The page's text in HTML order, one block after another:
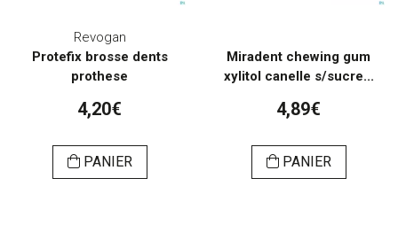
Revogan
Protefix brosse dents
prothese
4,20€
PANIER
Miradent chewing gum
xylitol canelle s/sucre...
4,89€
PANIER